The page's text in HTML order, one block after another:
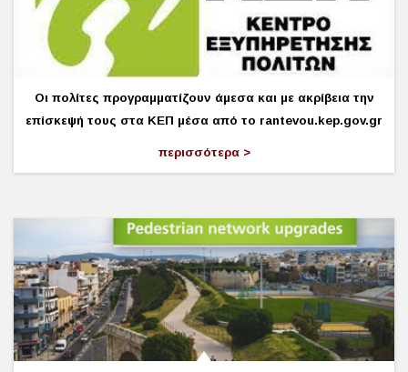
Οι πολίτες προγραμματίζουν άμεσα και με ακρίβεια την
επίσκεψή τους στα ΚΕΠ μέσα από το rantevou.kep.gov.gr
περισσότερα